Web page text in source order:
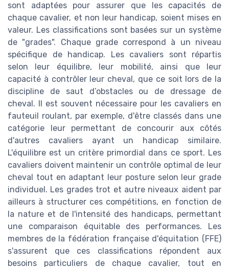
sont adaptées pour assurer que les capacités de
chaque cavalier, et non leur handicap, soient mises en
valeur. Les classifications sont basées sur un système
de "grades". Chaque grade correspond à un niveau
spécifique de handicap. Les cavaliers sont répartis
selon leur équilibre, leur mobilité, ainsi que leur
capacité à contrôler leur cheval, que ce soit lors de la
discipline de saut d’obstacles ou de dressage de
cheval. Il est souvent nécessaire pour les cavaliers en
fauteuil roulant, par exemple, d'être classés dans une
catégorie leur permettant de concourir aux côtés
d'autres cavaliers ayant un handicap similaire.
L'équilibre est un critère primordial dans ce sport. Les
cavaliers doivent maintenir un contrôle optimal de leur
cheval tout en adaptant leur posture selon leur grade
individuel. Les grades trot et autre niveaux aident par
ailleurs à structurer ces compétitions, en fonction de
la nature et de l'intensité des handicaps, permettant
une comparaison équitable des performances. Les
membres de la fédération française d'équitation (FFE)
s'assurent que ces classifications répondent aux
besoins particuliers de chaque cavalier, tout en